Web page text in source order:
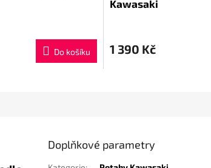
Do košíku
Kawasaki
1 390 Kč
Doplňkové parametry